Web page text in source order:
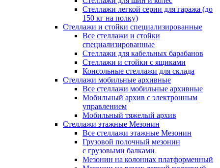
Стеллажи легкой серии для гаража (до
150 кг на полку)
Стеллажи и стойки специализированные
Все стеллажи и стойки
специализированные
Стеллажи для кабельных барабанов
Стеллажи и стойки с ящиками
Консольные стеллажи для склада
Стеллажи мобильные архивные
Все стеллажи мобильные архивные
Мобильный архив с электронным
управлением
Мобильный тяжелый архив
Стеллажи этажные Мезонин
Все стеллажи этажные Мезонин
Грузовой полочный мезонин
с грузовыми балками
Мезонин на колоннах платформенный